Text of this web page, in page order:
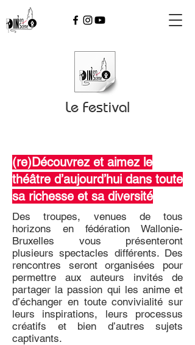
Le Festival
(re)Découvrez et aimez le
théâtre d’aujourd’hui dans toute
sa richesse et sa diversité
Des troupes, venues de tous
horizons en fédération Wallonie-
Bruxelles vous présenteront
plusieurs spectacles différents. Des
rencontres seront organisées pour
permettre aux auteurs invités de
partager la passion qui les anime et
d’échanger en toute convivialité sur
leurs inspirations, leurs processus
créatifs et bien d’autres sujets
captivants.